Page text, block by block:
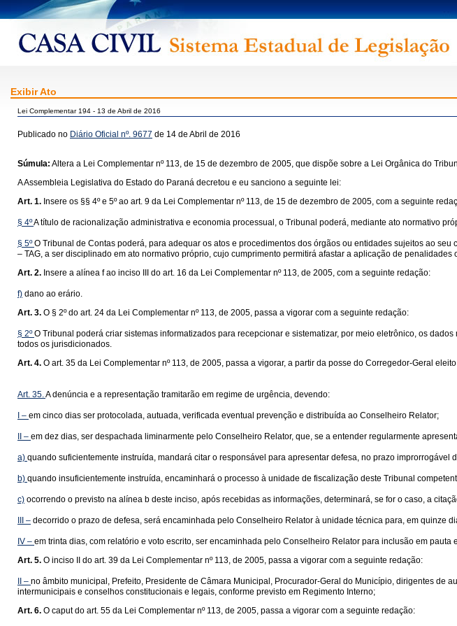
Exibir Ato
Lei Complementar 194 - 13 de Abril de 2016
Publicado no Diário Oficial nº. 9677 de 14 de Abril de 2016
Súmula: Altera a Lei Complementar nº 113, de 15 de dezembro de 2005, que dispõe sobre a Lei Orgânica do
A Assembleia Legislativa do Estado do Paraná decretou e eu sanciono a seguinte lei:
Art. 1. Insere os §§ 4º e 5º ao art. 9 da Lei Complementar nº 113, de 15 de dezembro de 2005, com a seguinte
§ 4ºA título de racionalização administrativa e economia processual, o Tribunal poderá, mediante ato normativo
§ 5ºO Tribunal de Contas poderá, para adequar os atos e procedimentos dos órgãos ou entidades sujeitos ao
– TAG, a ser disciplinado em ato normativo próprio, cujo cumprimento permitirá afastar a aplicação de penalidades
Art. 2. Insere a alínea f ao inciso III do art. 16 da Lei Complementar nº 113, de 2005, com a seguinte redação:
f) dano ao erário.
Art. 3. O § 2º do art. 24 da Lei Complementar nº 113, de 2005, passa a vigorar com a seguinte redação:
§ 2ºO Tribunal poderá criar sistemas informatizados para recepcionar e sistematizar, por meio eletrônico, os
todos os jurisdicionados.
Art. 4. O art. 35 da Lei Complementar nº 113, de 2005, passa a vigorar, a partir da posse do Corregedor-Geral
Art. 35.A denúncia e a representação tramitarão em regime de urgência, devendo:
I – em cinco dias ser protocolada, autuada, verificada eventual prevenção e distribuída ao Conselheiro Relator;
II – em dez dias, ser despachada liminarmente pelo Conselheiro Relator, que, se a entender regularmente
a) quando suficientemente instruída, mandará citar o responsável para apresentar defesa, no prazo improrrogável
b) quando insuficientemente instruída, encaminhará o processo à unidade de fiscalização deste Tribunal
c) ocorrendo o previsto na alínea b deste inciso, após recebidas as informações, determinará, se for o caso, a
III – decorrido o prazo de defesa, será encaminhada pelo Conselheiro Relator à unidade técnica para, em quinze
IV – em trinta dias, com relatório e voto escrito, ser encaminhada pelo Conselheiro Relator para inclusão em
Art. 5. O inciso II do art. 39 da Lei Complementar nº 113, de 2005, passa a vigorar com a seguinte redação:
II – no âmbito municipal, Prefeito, Presidente de Câmara Municipal, Procurador-Geral do Município, dirigentes
intermunicipais e conselhos constitucionais e legais, conforme previsto em Regimento Interno;
Art. 6. O caput do art. 55 da Lei Complementar nº 113, de 2005, passa a vigorar com a seguinte redação: